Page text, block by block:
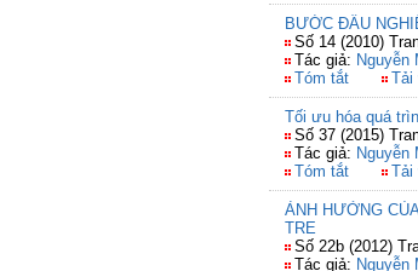
BƯỚC ĐẦU
Số 14 (2010)
Tác giả: Nguyễn
Tóm tắt
Tải
Tối ưu hóa quá
Số 37 (2015)
Tác giả: Nguyễn
Tóm tắt
Tải
ẢNH HƯỞNG
TRE
Số 22b (2012)
Tác giả: Nguyễn